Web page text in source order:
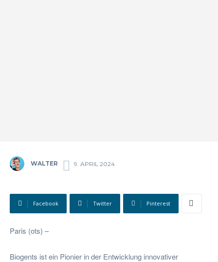
WALTER 9. APRIL 2024
Facebook Twitter Pinterest
Paris (ots) –
Biogents ist ein Pionier in der Entwicklung innovativer